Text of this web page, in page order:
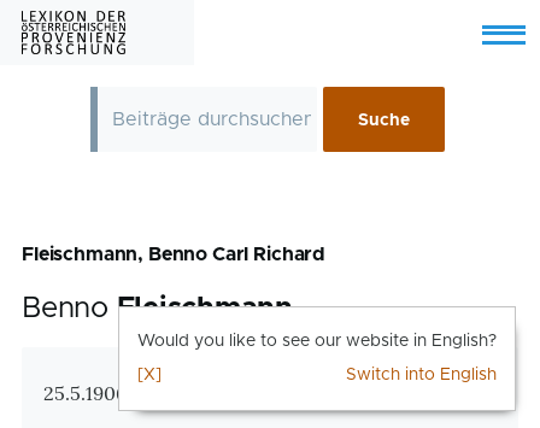
Skip to main content
Menu
Fleischmann, Benno Carl Richard
Benno Fleischmann
Zusatzinformationen
25.5.1906 Wien – 30.11.1948 Wien
Would you like to see our website in English?
Switch into English
[X]